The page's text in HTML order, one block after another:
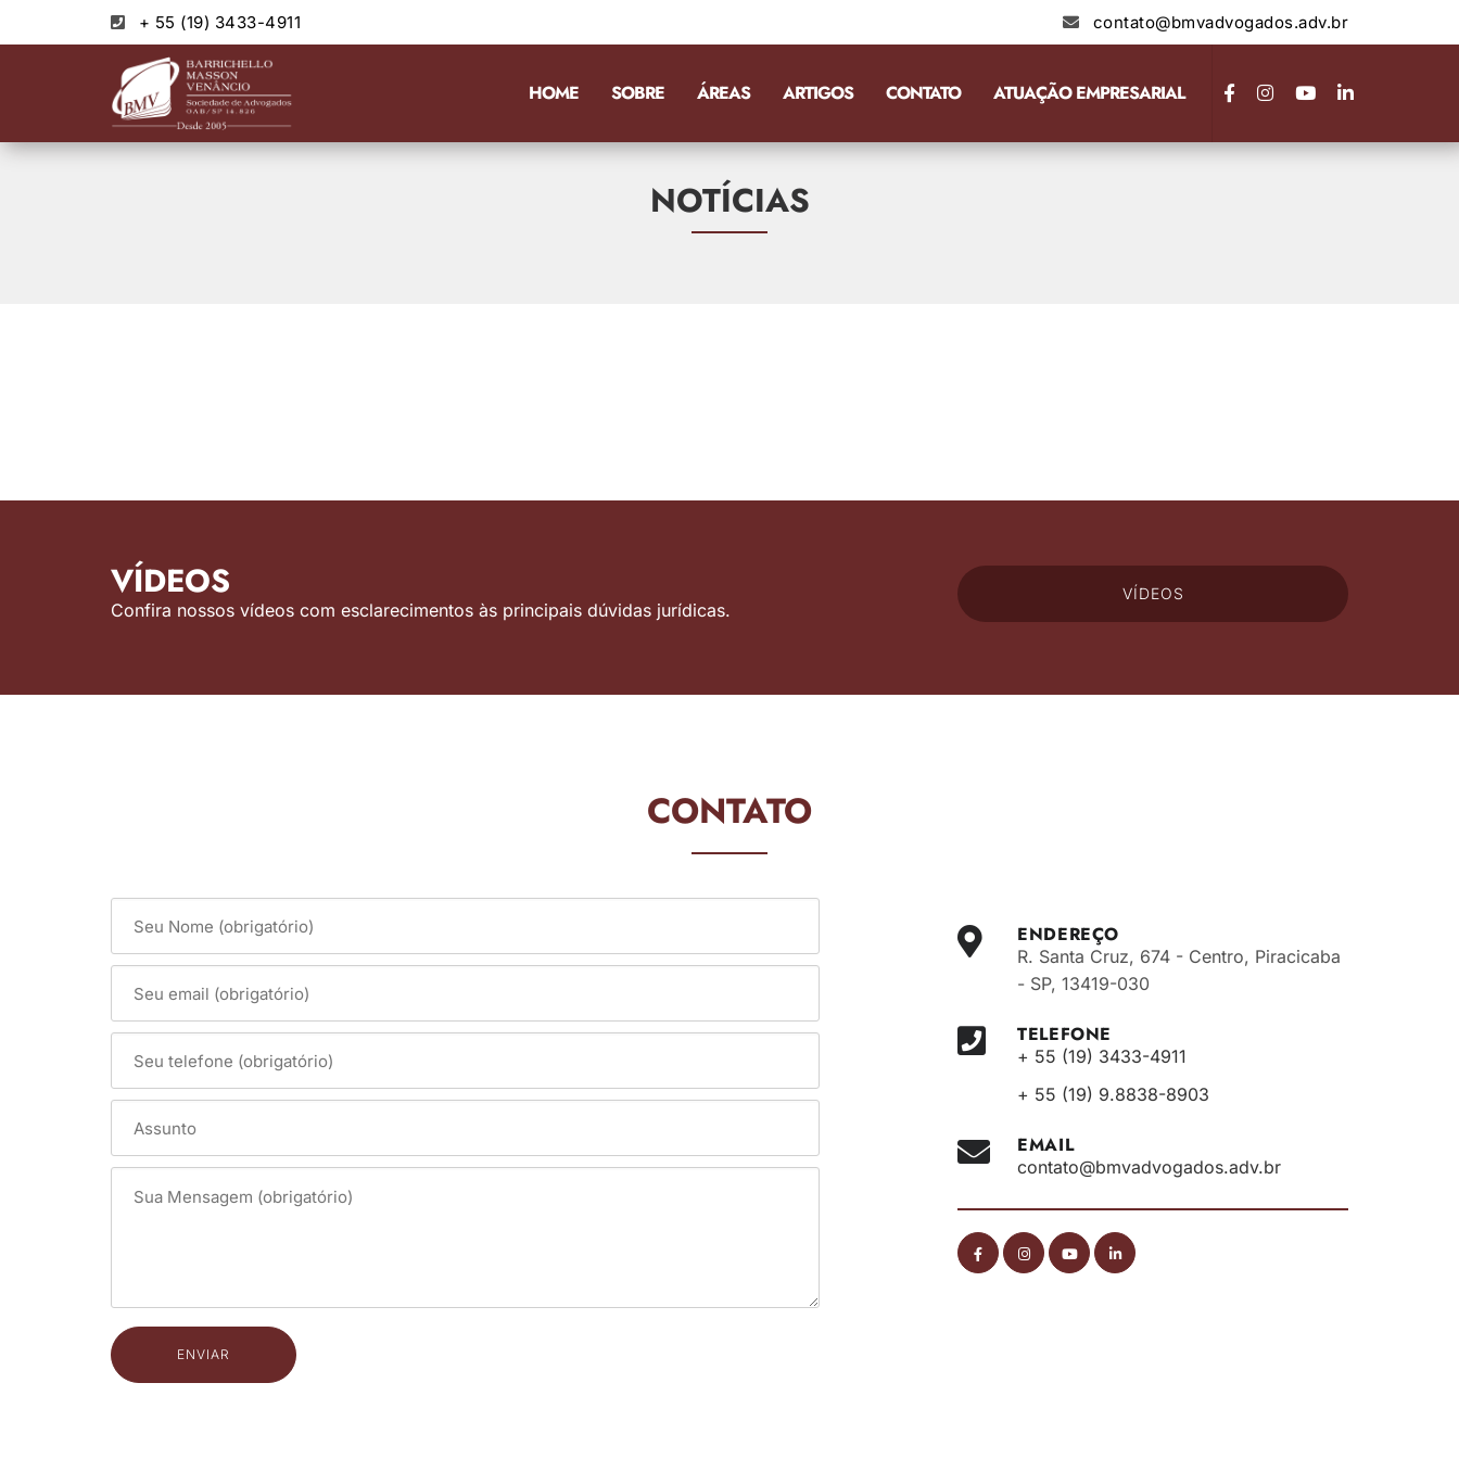
+ 55 (19) 3433-4911 contato@bmvadvogados.adv.br
HOME SOBRE ÁREAS ARTIGOS CONTATO ATUAÇÃO EMPRESARIAL
NOTÍCIAS
VÍDEOS
Confira nossos vídeos com esclarecimentos às principais dúvidas jurídicas.
VÍDEOS
CONTATO
ENDEREÇO
R. Santa Cruz, 674 - Centro, Piracicaba
- SP, 13419-030
TELEFONE
+ 55 (19) 3433-4911
+ 55 (19) 9.8838-8903
EMAIL
contato@bmvadvogados.adv.br